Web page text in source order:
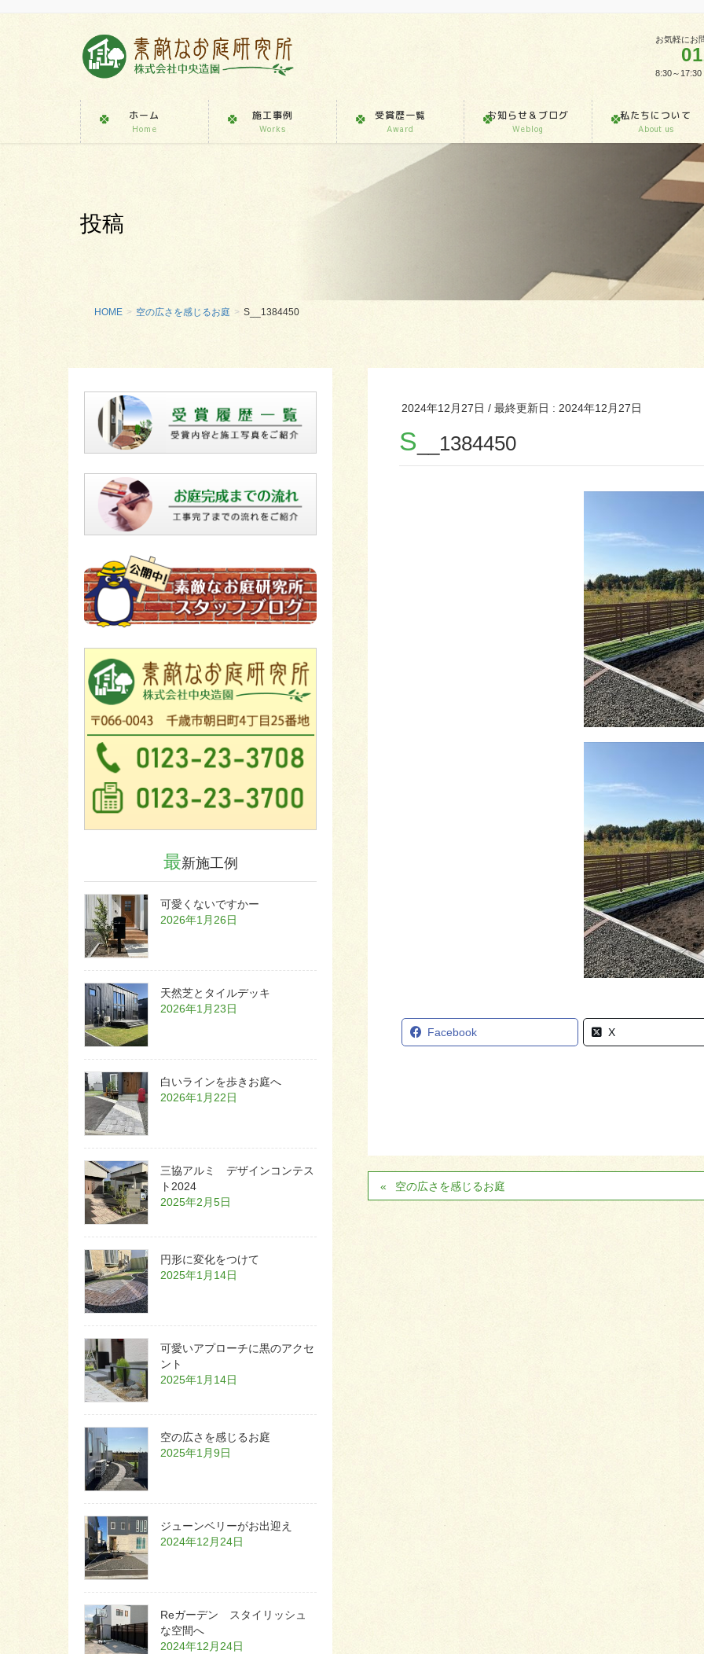
お気軽にお
8:30～
ホーム
Home
施工事例
Works
受賞歴一覧
Award
お知らせ＆ブログ
Weblog
私たちについて
About us
投稿
HOME 空の広さを感じるお庭 S__1384450
2024年12月27日 / 最終更新日 : 2024年12月27日
S __1384450
Facebook X
空の広さを感じるお庭
最新施工例
可愛くないですかー
2026年1月26日
天然芝とタイルデッキ
2026年1月23日
白いラインを歩きお庭へ
2026年1月22日
三協アルミ デザインコンテス
ト2024
2025年2月5日
円形に変化をつけて
2025年1月14日
可愛いアプローチに黒のアクセ
ント
2025年1月14日
空の広さを感じるお庭
2025年1月9日
ジューンベリーがお出迎え
2024年12月24日
Reガーデン スタイリッシュ
な空間へ
2024年12月24日